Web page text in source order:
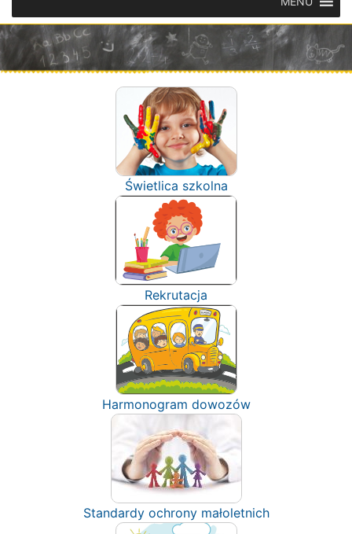
Świetlica szkolna
Rekrutacja
Harmonogram dowozów
Standardy ochrony małoletnich